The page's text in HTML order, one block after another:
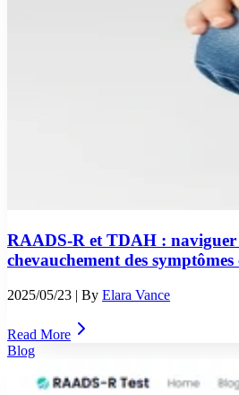
RAADS-R et TDAH : naviguer
chevauchement des symptômes
2025/05/23 | By Elara Vance
Read More
Blog